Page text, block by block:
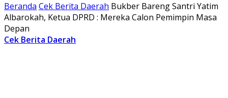
Beranda Cek Berita Daerah Bukber Bareng Santri Yatim
Albarokah, Ketua DPRD : Mereka Calon Pemimpin Masa
Depan
Cek Berita Daerah